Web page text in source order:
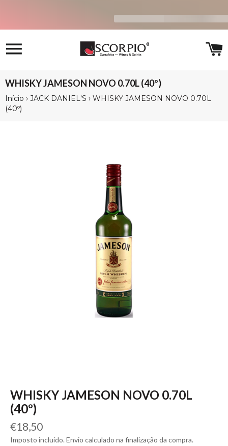
WHISKY JAMESON NOVO 0.70L (40º)
Início › JACK DANIEL'S › WHISKY JAMESON NOVO 0.70L
(40º)
WHISKY JAMESON NOVO 0.70L
(40º)
Preço
normal
€18,50
Imposto incluído. Envio calculado na finalização da compra.